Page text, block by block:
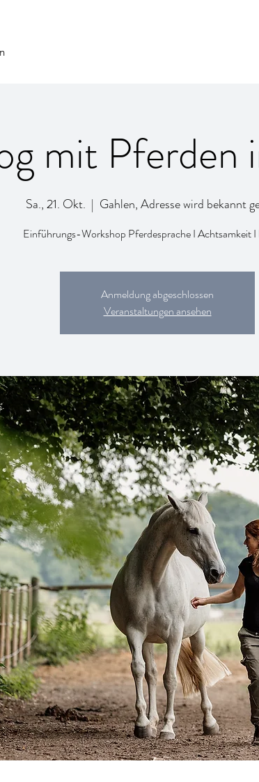
mit
Sa., 21. Okt.
  |
Gahlen, Adresse wird bekannt
Anmeldung abgeschlossen
Veranstaltungen ansehen